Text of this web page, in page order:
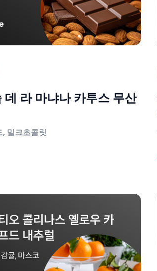
데 라 마냐나 카투스 무산
밀크초콜릿